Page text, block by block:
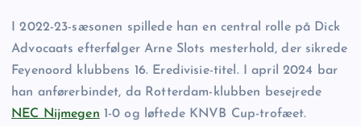
I 2022-23-sæsonen spillede han en central rolle på Dick
Advocaats efterfølger Arne Slots mesterhold, der sikrede
Feyenoord klubbens 16. Eredivisie-titel. I april 2024 bar
han anførerbindet, da Rotterdam-klubben besejrede
NEC Nijmegen 1-0 og løftede KNVB Cup-trofæet.